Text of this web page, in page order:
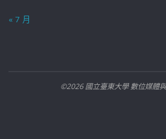
« 7 月
©2026 國立臺東大學 數位媒體